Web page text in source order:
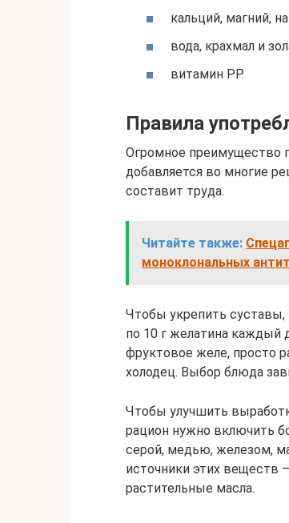
кальций, магний,
вода, крахмал и
витамин РР.
Правила
Огромное преимущество
добавляется во многие
составит труда.
Читайте также:
моноклональных
Чтобы укрепить суставы,
по 10 г желатина каждый
фруктовое желе, просто
холодец. Выбор блюда
Чтобы улучшить
рацион нужно включить
серой, медью, железом,
источники этих веществ
растительные масла.